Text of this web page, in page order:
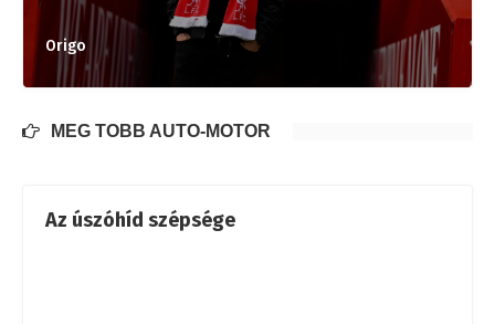
Origo
MÉG TÖBB AUTÓ-MOTOR
Az úszóhíd szépsége